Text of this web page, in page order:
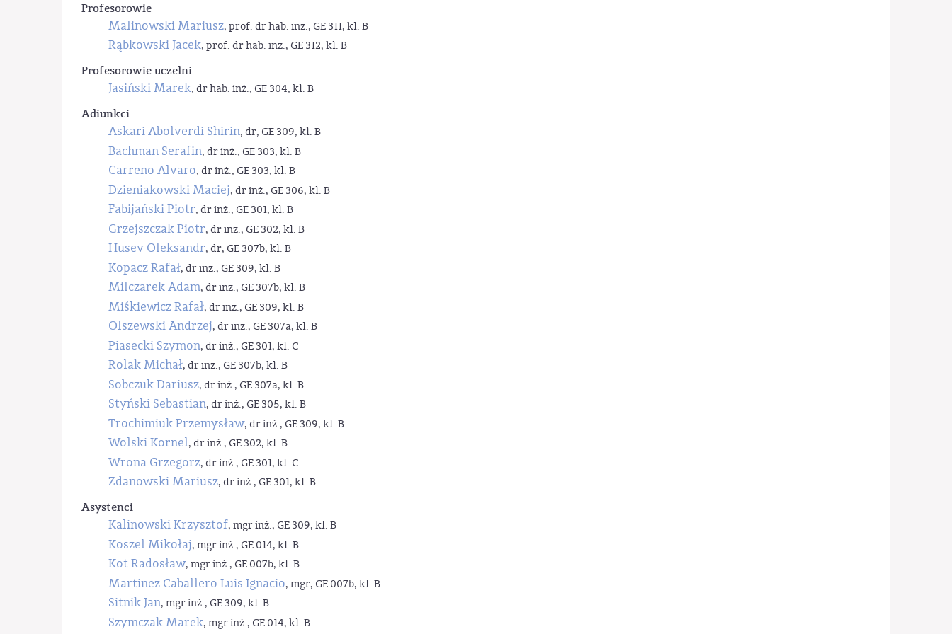
Profesorowie
Malinowski Mariusz, prof. dr hab. inż., GE 311, kl. B
Rąbkowski Jacek, prof. dr hab. inż., GE 312, kl. B
Profesorowie uczelni
Jasiński Marek, dr hab. inż., GE 304, kl. B
Adiunkci
Askari Abolverdi Shirin, dr, GE 309, kl. B
Bachman Serafin, dr inż., GE 303, kl. B
Carreno Alvaro, dr inż., GE 303, kl. B
Dzieniakowski Maciej, dr inż., GE 306, kl. B
Fabijański Piotr, dr inż., GE 301, kl. B
Grzejszczak Piotr, dr inż., GE 302, kl. B
Husev Oleksandr, dr, GE 307b, kl. B
Kopacz Rafał, dr inż., GE 309, kl. B
Milczarek Adam, dr inż., GE 307b, kl. B
Miśkiewicz Rafał, dr inż., GE 309, kl. B
Olszewski Andrzej, dr inż., GE 307a, kl. B
Piasecki Szymon, dr inż., GE 301, kl. C
Rolak Michał, dr inż., GE 307b, kl. B
Sobczuk Dariusz, dr inż., GE 307a, kl. B
Styński Sebastian, dr inż., GE 305, kl. B
Trochimiuk Przemysław, dr inż., GE 309, kl. B
Wolski Kornel, dr inż., GE 302, kl. B
Wrona Grzegorz, dr inż., GE 301, kl. C
Zdanowski Mariusz, dr inż., GE 301, kl. B
Asystenci
Kalinowski Krzysztof, mgr inż., GE 309, kl. B
Koszel Mikołaj, mgr inż., GE 014, kl. B
Kot Radosław, mgr inż., GE 007b, kl. B
Martinez Caballero Luis Ignacio, mgr, GE 007b, kl. B
Sitnik Jan, mgr inż., GE 309, kl. B
Szymczak Marek, mgr inż., GE 014, kl. B